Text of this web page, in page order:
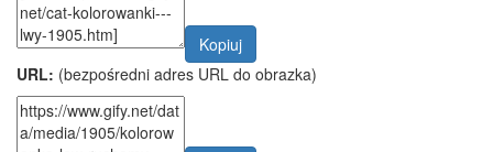
Kopiuj
URL: (bezpośredni adres URL do obrazka)